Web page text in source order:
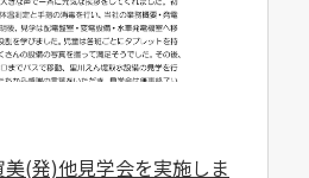
(発)他見学会を実施しま